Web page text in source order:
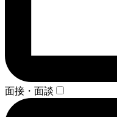
面接・面談